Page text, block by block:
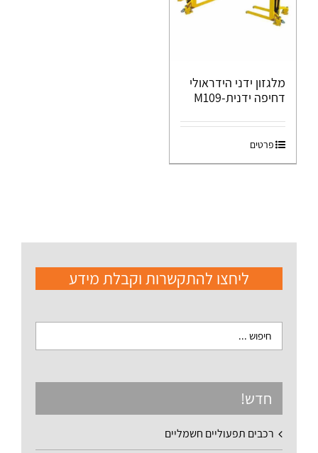
מלגזון ידני הידראולי
דחיפה ידנית-M109
פרטים
ליחצו להתקשרות וקבלת מידע
חדש!
רכבים תפעוליים חשמליים